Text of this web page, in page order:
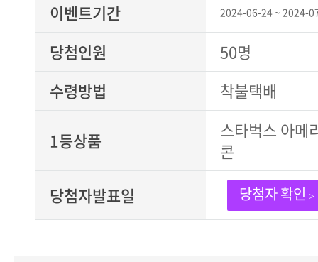
이벤트기간 2024-06-24 ~ 2024-
당첨인원
50명
수령방법
착불택배
1등상품
스타벅스 아메
콘
당첨자발표일
당첨자 확인 >